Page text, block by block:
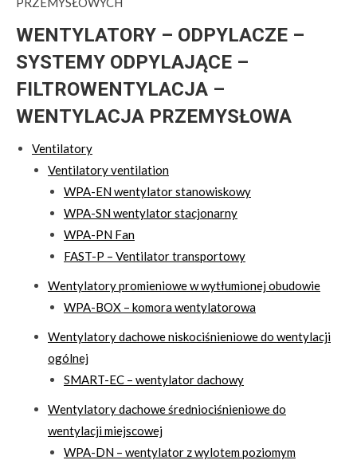
WENTYLATORY – ODPYLACZE –
SYSTEMY ODPYLAJĄCE –
FILTROWENTYLACJA –
WENTYLACJA PRZEMYSŁOWA
Ventilatory
Ventilatory ventilation
WPA-EN wentylator stanowiskowy
WPA-SN wentylator stacjonarny
WPA-PN Fan
FAST-P – Ventilator transportowy
Wentylatory promieniowe w wytłumionej obudowie
WPA-BOX – komora wentylatorowa
Wentylatory dachowe niskociśnieniowe do wentylacji
ogólnej
SMART-EC – wentylator dachowy
Wentylatory dachowe średniociśnieniowe do
wentylacji miejscowej
WPA-DN – wentylator z wylotem poziomym